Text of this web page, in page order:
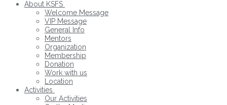
About KSFS
Welcome Message
VIP Message
General Info
Mentors
Organization
Membership
Donation
Work with us
Location
Activities
Our Activities